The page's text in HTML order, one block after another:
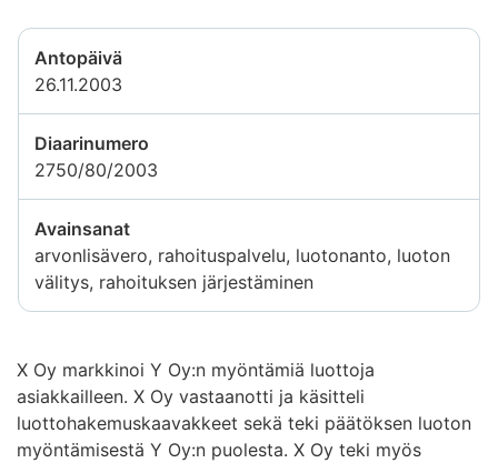
Antopäivä
26.11.2003
Diaarinumero
2750/80/2003
Avainsanat
arvonlisävero, rahoituspalvelu, luotonanto, luoton
välitys, rahoituksen järjestäminen
X Oy markkinoi Y Oy:n myöntämiä luottoja
asiakkailleen. X Oy vastaanotti ja käsitteli
luottohakemuskaavakkeet sekä teki päätöksen luoton
myöntämisestä Y Oy:n puolesta. X Oy teki myös